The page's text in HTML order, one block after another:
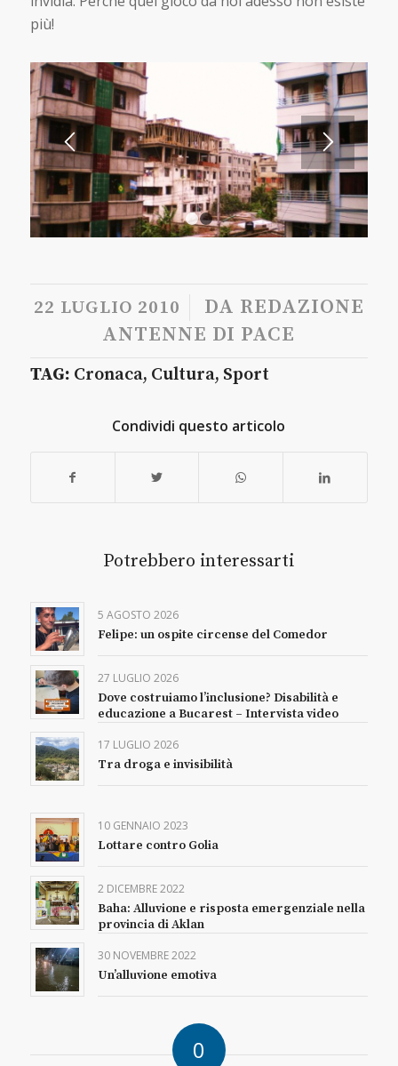
più!
1
22 LUGLIO 2010
/ DA REDAZIONE
ANTENNE DI PACE
TAG: Cronaca, Cultura, Sport
Condividi questo articolo
Potrebbero interessarti
5 AGOSTO 2026
Felipe: un ospite circense del Comedor
27 LUGLIO 2026
Dove costruiamo l’inclusione? Disabilità e
educazione a Bucarest – Intervista video
17 LUGLIO 2026
Tra droga e invisibilità
10 GENNAIO 2023
Lottare contro Golia
2 DICEMBRE 2022
Baha: Alluvione e risposta emergenziale nella
provincia di Aklan
30 NOVEMBRE 2022
Un’alluvione emotiva
0